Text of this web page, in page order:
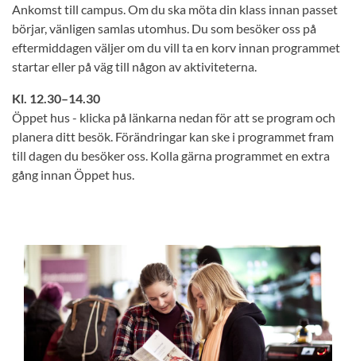
Ankomst till campus. Om du ska möta din klass innan passet
börjar, vänligen samlas utomhus. Du som besöker oss på
eftermiddagen väljer om du vill ta en korv innan programmet
startar eller på väg till någon av aktiviteterna.
Kl. 12.30–14.30
Öppet hus - klicka på länkarna nedan för att se program och
planera ditt besök. Förändringar kan ske i programmet fram
till dagen du besöker oss. Kolla gärna programmet en extra
gång innan Öppet hus.